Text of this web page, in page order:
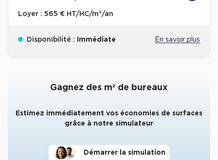
Loyer : 565 € HT/HC/m²/an
Disponibilité : Immédiate En savoir plus
Gagnez des m² de bureaux
Estimez immédiatement vos économies de surfaces
grâce à notre simulateur
Démarrer la simulation